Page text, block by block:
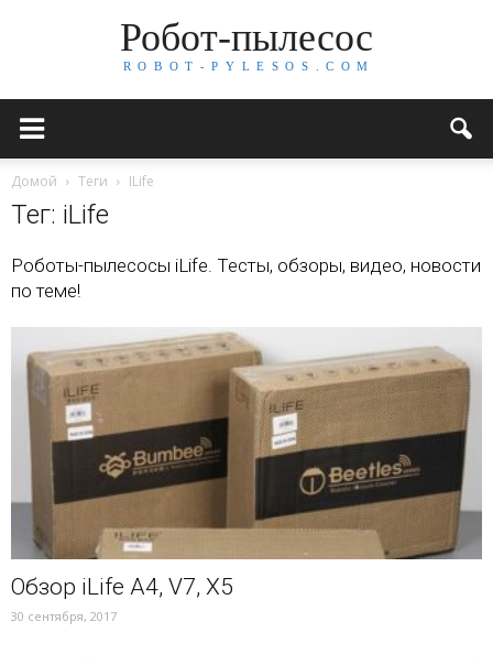
Робот-пылесос
R O B O T - P Y L E S O S . C O M
Домой Теги ILife
Тег: iLife
Роботы-пылесосы iLife. Тесты, обзоры, видео, новости
по теме!
Обзор iLife A4, V7, X5
30 сентября, 2017